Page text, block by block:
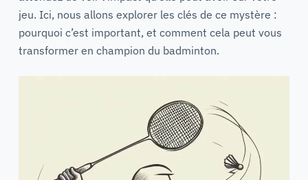
jeu. Ici, nous allons explorer les clés de ce mystère :
pourquoi c’est important, et comment cela peut vous
transformer en champion du badminton.